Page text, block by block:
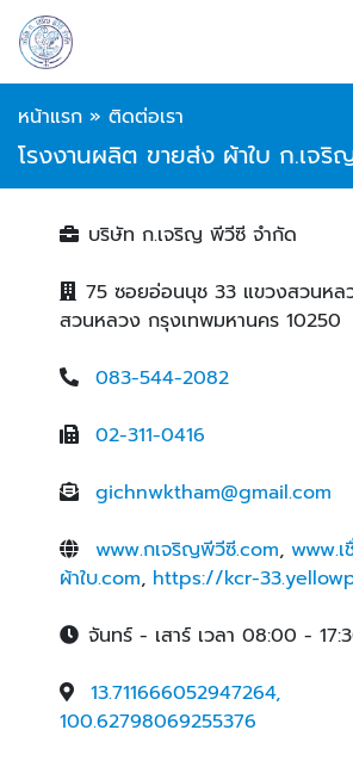
หน้าแรก » ติดต่อเรา
โรงงานผลิต ขายส่ง ผ้าใบ ก.เจ
บริษัท ก.เจริญ พีวีซี จำกัด
75 ซอยอ่อนนุช 33 แขวงสวนหล
สวนหลวง กรุงเทพมหานคร 10250
083-544-2082
02-311-0416
gichnwktham@gmail.com
www.กเจริญพีวีซี.com, www.
ผ้าใบ.com, https://kcr-
จันทร์ - เสาร์ เวลา 08:00 -
13.711666052947264,
100.62798069255376